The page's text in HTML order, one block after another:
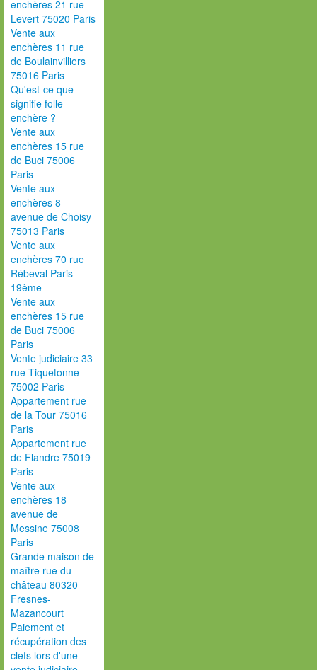
enchères 21 rue
Levert 75020 Paris
Vente aux
enchères 11 rue
de Boulainvilliers
75016 Paris
Qu'est-ce que
signifie folle
enchère ?
Vente aux
enchères 15 rue
de Buci 75006
Paris
Vente aux
enchères 8
avenue de Choisy
75013 Paris
Vente aux
enchères 70 rue
Rébeval Paris
19ème
Vente aux
enchères 15 rue
de Buci 75006
Paris
Vente judiciaire 33
rue Tiquetonne
75002 Paris
Appartement rue
de la Tour 75016
Paris
Appartement rue
de Flandre 75019
Paris
Vente aux
enchères 18
avenue de
Messine 75008
Paris
Grande maison de
maître rue du
château 80320
Fresnes-
Mazancourt
Paiement et
récupération des
clefs lors d'une